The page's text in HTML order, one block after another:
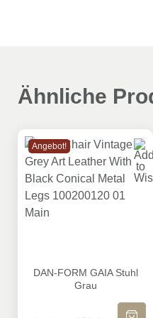
Ähnliche
Angebot!
DAN-FORM GAIA Stuhl
Grau
IN DEN